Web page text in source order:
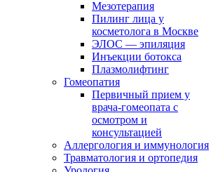
Мезотерапия
Пилинг лица у
косметолога в Москве
ЭЛОС — эпиляция
Инъекции ботокса
Плазмолифтинг
Гомеопатия
Первичный прием у
врача-гомеопата с
осмотром и
консультацией
Аллергология и иммунология
Травматология и ортопедия